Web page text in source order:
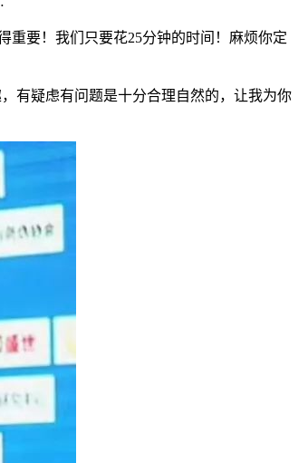
重要！我们只要花25分钟的时间！麻烦你定
有疑虑有问题是十分合理自然的，让我为你